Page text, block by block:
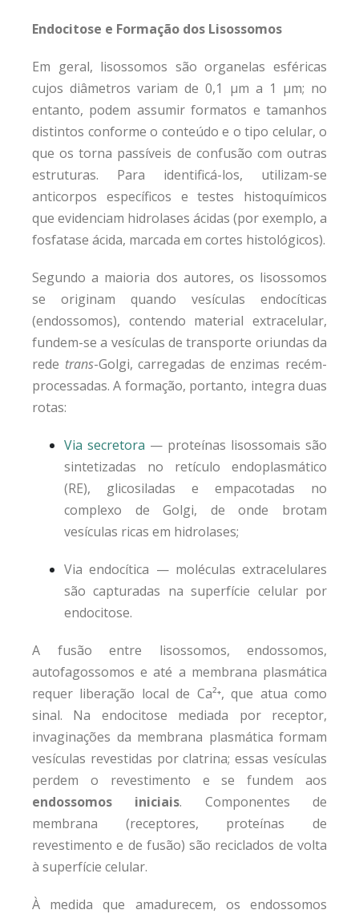
Endocitose e Formação dos Lisossomos
Em geral, lisossomos são organelas esféricas
cujos diâmetros variam de 0,1 µm a 1 µm; no
entanto, podem assumir formatos e tamanhos
distintos conforme o conteúdo e o tipo celular, o
que os torna passíveis de confusão com outras
estruturas. Para identificá-los, utilizam-se
anticorpos específicos e testes histoquímicos
que evidenciam hidrolases ácidas (por exemplo, a
fosfatase ácida, marcada em cortes histológicos).
Segundo a maioria dos autores, os lisossomos
se originam quando vesículas endocíticas
(endossomos), contendo material extracelular,
fundem-se a vesículas de transporte oriundas da
rede trans-Golgi, carregadas de enzimas recém-
processadas. A formação, portanto, integra duas
rotas:
Via secretora — proteínas lisossomais são
sintetizadas no retículo endoplasmático
(RE), glicosiladas e empacotadas no
complexo de Golgi, de onde brotam
vesículas ricas em hidrolases;
Via endocítica — moléculas extracelulares
são capturadas na superfície celular por
endocitose.
A fusão entre lisossomos, endossomos,
autofagossomos e até a membrana plasmática
requer liberação local de Ca²⁺, que atua como
sinal. Na endocitose mediada por receptor,
invaginações da membrana plasmática formam
vesículas revestidas por clatrina; essas vesículas
perdem o revestimento e se fundem aos
endossomos iniciais. Componentes de
membrana (receptores, proteínas de
revestimento e de fusão) são reciclados de volta
à superfície celular.
À medida que amadurecem, os endossomos